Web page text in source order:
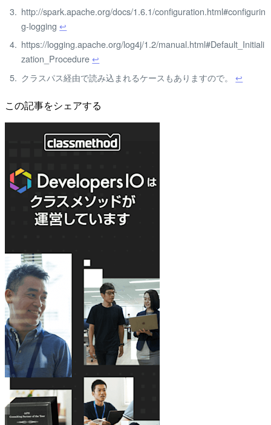
http://spark.apache.org/docs/1.6.1/configuration.html#configurin
g-logging↩
https://logging.apache.org/log4j/1.2/manual.html#Default_Initiali
zation_Procedure↩
クラスパス経由で読み込まれるケースもありますので。↩
この記事をシェアする